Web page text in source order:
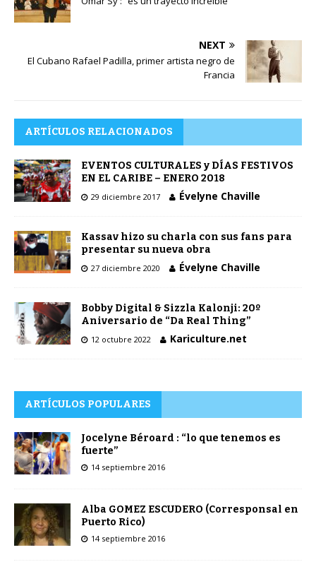
NEXT
El Cubano Rafael Padilla, primer artista negro de
Francia
ARTÍCULOS RELACIONADOS
EVENTOS CULTURALES y DÍAS FESTIVOS
EN EL CARIBE – ENERO 2018
29 diciembre 2017 Évelyne Chaville
Kassav hizo su charla con sus fans para
presentar su nueva obra
27 diciembre 2020 Évelyne Chaville
Bobby Digital & Sizzla Kalonji: 20º
Aniversario de “Da Real Thing”
12 octubre 2022 Kariculture.net
ARTÍCULOS POPULARES
Jocelyne Béroard : “lo que tenemos es
fuerte”
14 septiembre 2016
Alba GOMEZ ESCUDERO (Corresponsal en
Puerto Rico)
14 septiembre 2016